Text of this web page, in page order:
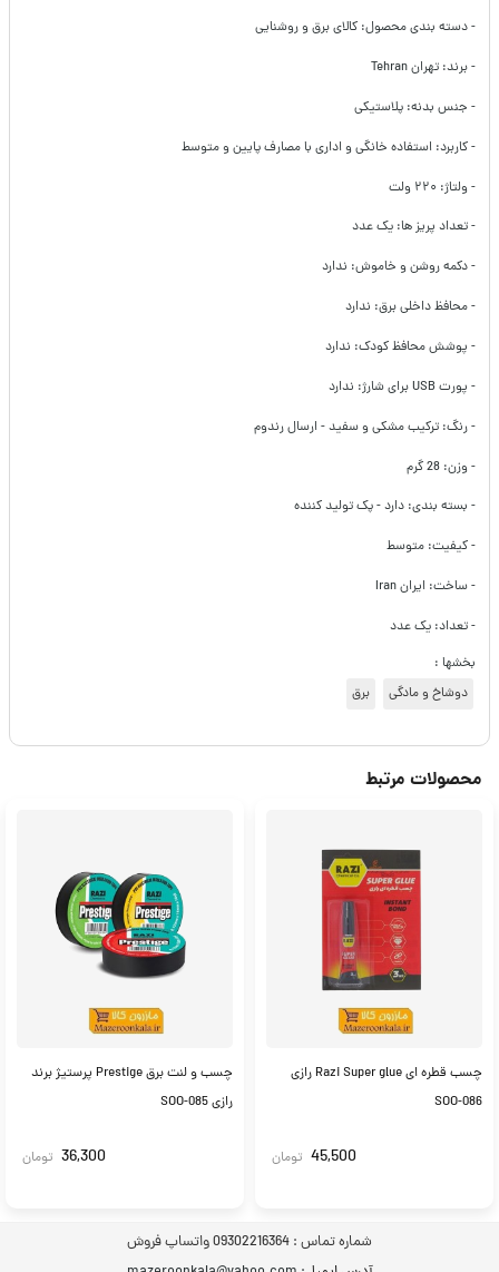
- دسته بندی محصول: کالای برق و روشنایی
- برند: تهران Tehran
- جنس بدنه: پلاستیکی
- کاربرد: استفاده خانگی و اداری با مصارف پایین و متوسط
- ولتاژ: ۲۲۰ ولت
- تعداد پریز ها: یک عدد
- دکمه روشن و خاموش: ندارد
- محافظ داخلی برق:‌ ندارد
- پوشش محافظ کودک: ندارد
- پورت USB‌ برای شارژ: ندارد
- رنگ: ترکیب مشکی و سفید - ارسال رندوم
- وزن: 28
گرم
- بسته بندی: دارد - پک تولید کننده
- کیفیت: متوسط
- ساخت: ایران Iran
- تعداد: یک عدد
بخشها :
دوشاخ و مادگی
برق
محصولات مرتبط
چسب قطره ای Razi Super glue رازی
SOO-086
45,500 تومان
چسب و لنت برق Prestige پرستیژ برند
رازی SOO-085
36,300 تومان
شماره تماس : 09302216364 واتساپ فروش